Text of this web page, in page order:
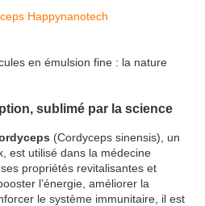
en émulsion fine : la nature
sublimé par la science
(Cordyceps sinensis), un
est utilisé dans la médecine
propriétés revitalisantes et
l’énergie, améliorer la
le système immunitaire, il est